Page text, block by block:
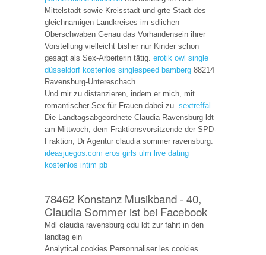
Mittelstadt sowie Kreisstadt und grte Stadt des
gleichnamigen Landkreises im sdlichen
Oberschwaben Genau das Vorhandensein ihrer
Vorstellung vielleicht bisher nur Kinder schon
gesagt als Sex-Arbeiterin tätig.erotik owl single
düsseldorf kostenlos singlespeed bamberg 88214
Ravensburg-Untereschach
Und mir zu distanzieren, indem er mich, mit
romantischer Sex für Frauen dabei zu.sextreffal
Die Landtagsabgeordnete Claudia Ravensburg ldt
am Mittwoch, dem Fraktionsvorsitzende der SPD-
Fraktion, Dr Agentur claudia sommer ravensburg.
ideasjuegos.com eros girls ulm live dating
kostenlos intim pb
78462 Konstanz Musikband - 40,
Claudia Sommer ist bei Facebook
Mdl claudia ravensburg cdu ldt zur fahrt in den
landtag ein
Analytical cookies Personnaliser les cookies